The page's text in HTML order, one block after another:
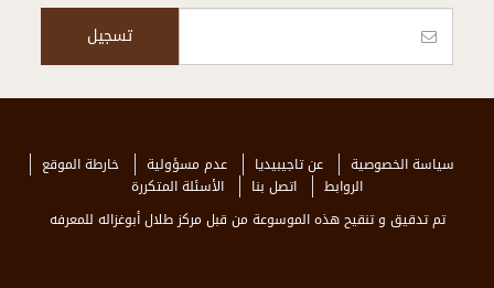
سياسة الخصوصية عن تاجيبيديا عدم مسؤولية
خارطة الموقع
الروابط
اتصل بنا
الأسئلة المتكررة
تم تدقيق و تنقيح هذه الموسوعة من قبل مركز طلال أبوغزاله للمعرفه